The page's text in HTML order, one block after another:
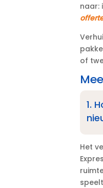
naar:
of
1.​
Het